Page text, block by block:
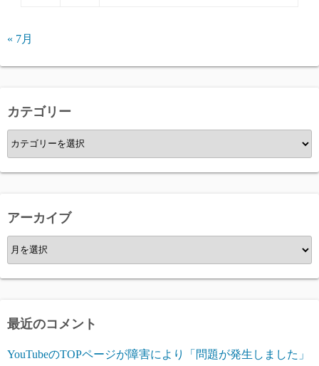
« 7月
カテゴリー
カ
テ
ゴ
ー
アーカイブ
ア
ー
カ
ブ
最近のコメント
YouTubeのTOPページが障害により「問題が発生しました」